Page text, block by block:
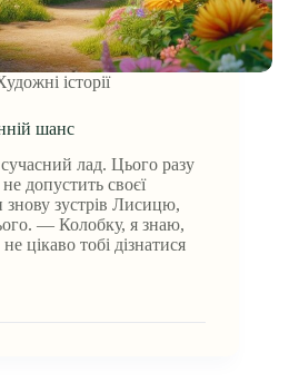
історії
шанс
лад. Цього разу
допустить своєї
знову зустрів Лисицю,
— Колобку, я знаю,
цікаво тобі дізнатися